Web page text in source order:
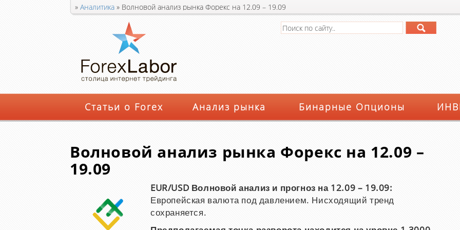
» Аналитика » Волновой анализ рынка Форекс на 12.09 – 19.09
Статьи о Forex Анализ рынка Бинарные Опционы
Волновой анализ рынка Форекс на 12.09 –
19.09
EUR/USD Волновой анализ и прогноз на 12.09 – 19.09:
Европейская валюта под давлением. Нисходящий тренд
сохраняется.